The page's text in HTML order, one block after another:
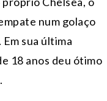
num golaço
sua última
18 anos deu ótimo